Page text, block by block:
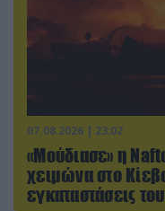
07.08.2026 | 23:02
«Μούδιασε» η
χειμώνα στο
εγκαταστάσεις